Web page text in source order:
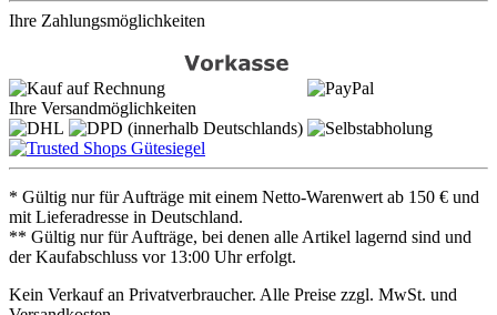
Ihre Zahlungsmöglichkeiten
Ihre Versandmöglichkeiten
* Gültig nur für Aufträge mit einem Netto-Warenwert ab 150 € und
mit Lieferadresse in Deutschland.
** Gültig nur für Aufträge, bei denen alle Artikel lagernd sind und
der Kaufabschluss vor 13:00 Uhr erfolgt.
Kein Verkauf an Privatverbraucher. Alle Preise zzgl. MwSt. und